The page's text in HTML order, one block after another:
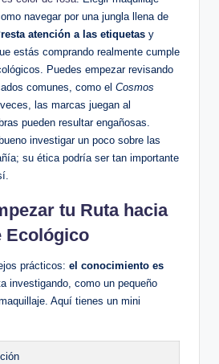
navegar por una jungla llena de
atención a las etiquetas y
estás comprando realmente cumple
Puedes empezar revisando
comunes, como el Cosmos
las marcas juegan al
pueden resultar engañosas.
investigar un poco sobre las
su ética podría ser tan importante
tu Ruta hacia
Ecológico
prácticos: el conocimiento es
investigando, como un pequeño
Aquí tienes un mini